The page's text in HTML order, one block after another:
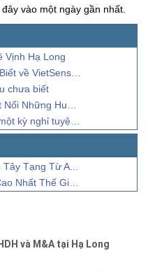
vào một ngày gần nhất.
Vịnh Hạ Long
VietSense Travel
chưa biết
Thoại Vùng Đất Tổ
kỳ nghỉ tuyệt vời
Tạng Từ A - Z
Giới Tại Tây Tạng
và M&A tại Hạ Long